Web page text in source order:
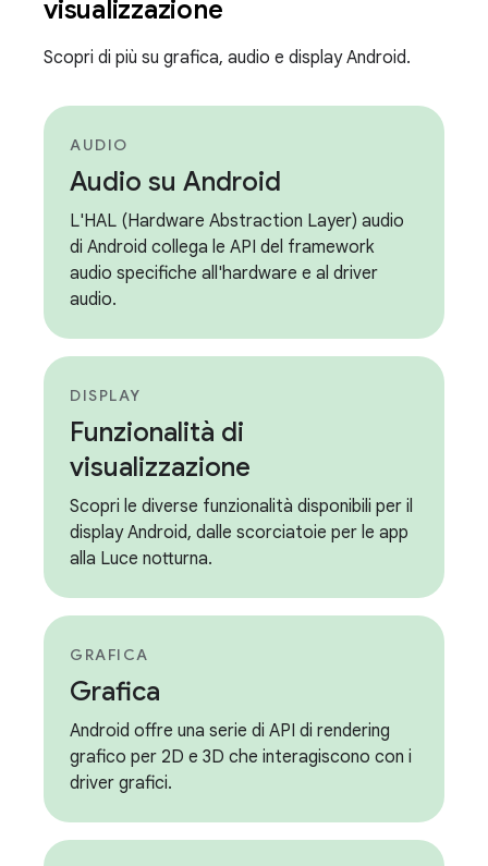
visualizzazione
Scopri di più su grafica, audio e display Android.
AUDIO
Audio su Android
L'HAL (Hardware Abstraction Layer) audio
di Android collega le API del framework
audio specifiche all'hardware e al driver
audio.
DISPLAY
Funzionalità di
visualizzazione
Scopri le diverse funzionalità disponibili per il
display Android, dalle scorciatoie per le app
alla Luce notturna.
GRAFICA
Grafica
Android offre una serie di API di rendering
grafico per 2D e 3D che interagiscono con i
driver grafici.